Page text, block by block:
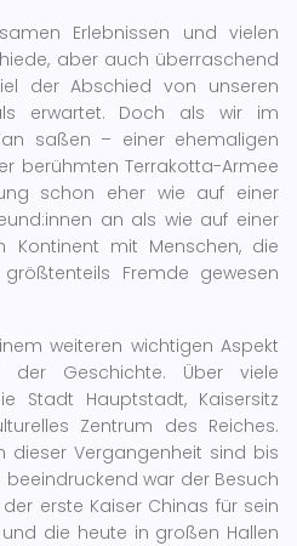
Erlebnissen und vielen
aber auch überraschend
der Abschied von unseren
erwartet. Doch als wir im
saßen – einer ehemaligen
berühmten Terrakotta-Armee
schon eher wie auf einer
an als wie auf einer
Kontinent mit Menschen, die
Fremde gewesen
weiteren wichtigen Aspekt
der Geschichte. Über viele
Stadt Hauptstadt, Kaisersitz
Zentrum des Reiches.
dieser Vergangenheit sind bis
war der Besuch
erste Kaiser Chinas für sein
die heute in großen Hallen